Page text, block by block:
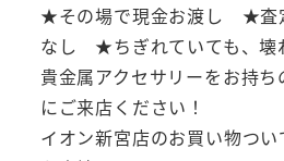
★その場で現金お渡し ★査
なし ★ちぎれていても、壊
貴金属アクセサリーをお持
にご来店ください！
イオン新宮店のお買い物つ